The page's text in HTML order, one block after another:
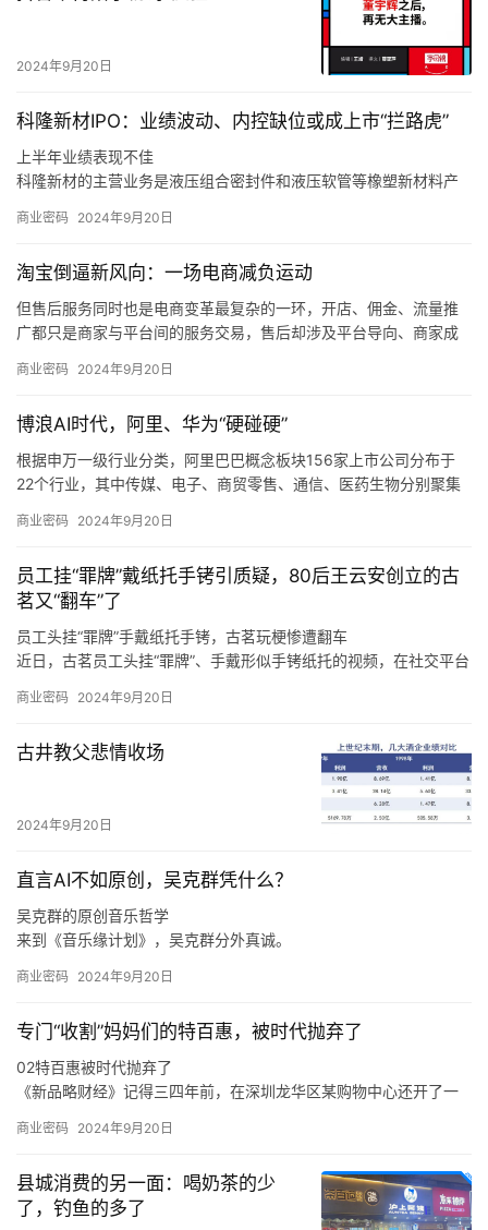
2024年9月20日
科隆新材IPO：业绩波动、内控缺位或成上市“拦路虎”
上半年业绩表现不佳
科隆新材的主营业务是液压组合密封件和液压软管等橡塑新材料产
产、销售和维修，同时也为风电、军工、高铁等行业客户提供定制
同时，如果未来煤炭主体能源地位被快速替代，下游客户新机装备
需求减少，科隆新材又未能拓展旧机维修业务，或是未能适应市场
变化、新技术和新产品未能顺应市场发展趋势，那么科隆新材就存
营业绩造成不利影响。
商业密码 2024年9月20日
淘宝倒逼新风向：一场电商减负运动
但售后服务同时也是电商变革最复杂的一环，开店、佣金、流量推
广都只是商家与平台间的服务交易，售后却涉及平台导向、商家成
接制约，是各方利益最难平衡的地方。
从推出「仅退款」的游戏规则制定者、大家长，逐渐过渡到生态系
统的设计者、平衡商家和消费者利益的服务商。
商业密码 2024年9月20日
博浪AI时代，阿里、华为“硬碰硬”
根据申万一级行业分类，阿里巴巴概念板块156家上市公司分布于
22个行业，其中传媒、电子、商贸零售、通信、医药生物分别聚集
根据申万一级行业分类，华为概念板块896家上市公司分布于28个
了220、193、92、65、61只概念股。
商业密码 2024年9月20日
员工挂“罪牌”戴纸托手铐引质疑，80后王云安创立的古
茗又“翻车”了
员工头挂“罪牌”手戴纸托手铐，古茗玩梗惨遭翻车
近日，古茗员工头挂“罪牌”、手戴形似手铐纸托的视频，在社交平台
至于上海，王云安认为该市场毗邻浙江，因此会有一定的消费者基
收益更难做好，“我们在进省会城市，以及大的一线城市的时候，我
们一定是做好准备了再去的，比如上海的消费者到底要什么，我们
进去应该怎么做才可以让更多的店做得更好，古茗能够给上海的消
费者带来什么样的不同呢，这些是我们要去思考的。
商业密码 2024年9月20日
古井教父悲情收场
2024年9月20日
直言AI不如原创，吴克群凭什么？
吴克群的原创音乐哲学
来到《音乐缘计划》，吴克群分外真诚。
是源自于他与原创音乐人之间的惺惺相惜。
目的嘉宾，他也是作为一名原创音乐人出现在舞台上，让一切热爱
与纯粹都具象化。
于是，面对当下音乐生态的顽疾，新生代音乐人的困境，吴克群会
商业密码 2024年9月20日
专门“收割”妈妈们的特百惠，被时代抛弃了
02特百惠被时代抛弃了
《新品略财经》记得三四年前，在深圳龙华区某购物中心还开了一
卖得还不错。
的产物，这与消费环境、消费需求、市场竞争，乃至是与特百惠的
传统商业模式等各方面密切相关。
商业密码 2024年9月20日
县城消费的另一面：喝奶茶的少
了，钓鱼的多了